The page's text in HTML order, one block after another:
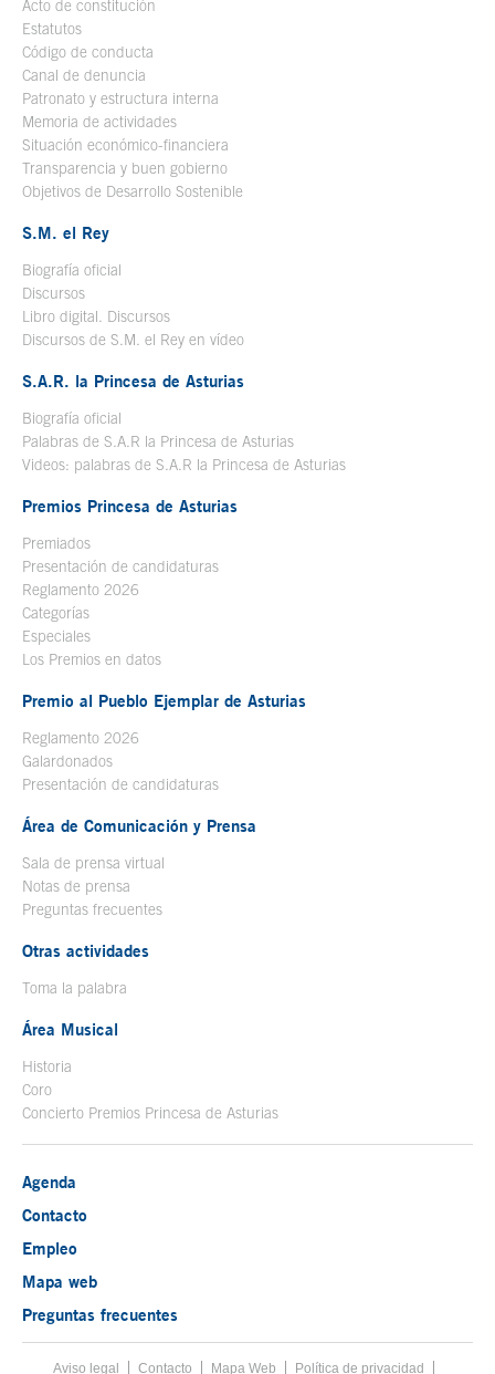
Acto de constitución
Estatutos
Código de conducta
Canal de denuncia
Patronato y estructura interna
Memoria de actividades
Situación económico-financiera
Transparencia y buen gobierno
Objetivos de Desarrollo Sostenible
S.M. el Rey
Biografía oficial
Discursos
Libro digital. Discursos
Discursos de S.M. el Rey en vídeo
S.A.R. la Princesa de Asturias
Biografía oficial
Palabras de S.A.R la Princesa de Asturias
Videos: palabras de S.A.R la Princesa de Asturias
Premios Princesa de Asturias
Premiados
Presentación de candidaturas
Reglamento 2026
Categorías
Especiales
Los Premios en datos
Premio al Pueblo Ejemplar de Asturias
Reglamento 2026
Galardonados
Presentación de candidaturas
Área de Comunicación y Prensa
Sala de prensa virtual
Notas de prensa
Preguntas frecuentes
Otras actividades
Toma la palabra
Área Musical
Historia
Coro
Concierto Premios Princesa de Asturias
Agenda
Contacto
Empleo
Mapa web
Preguntas frecuentes
Menú pie
Aviso legal Tecla de acceso 8
Contacto Mapa Web Política de privacidad